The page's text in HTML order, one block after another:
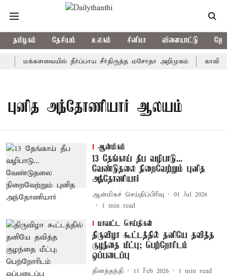
தமிழகம் தேசியம் உலகம் சினிமா விளையாட்டு
மக்களவையில் தீர்ப்பாய சீர்திருத்த மசோதா அறிமுகம்
புனித அந்தோணியார் ஆலயம்
ஆன்மிகம்
13 தேங்காய் தீப வழிபாடு...
வேண்டுதலை நிறைவேற்றும் புனித
அந்தோணியார்
ஆன்மிகச் செய்திப்பிரிவு
01 Jul 2026
1 min read
மாவட்ட செய்திகள்
திருவிழா கூட்டத்தில் தனியே தவித்த
குழந்தை மீட்பு; பெற்றோரிடம்
ஒப்படைப்பு
தினத்தந்தி 11 Feb 2026 1 min read